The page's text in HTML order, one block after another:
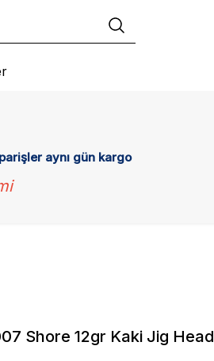
aynı gün kargo
Shore 12gr Kaki Jig Head